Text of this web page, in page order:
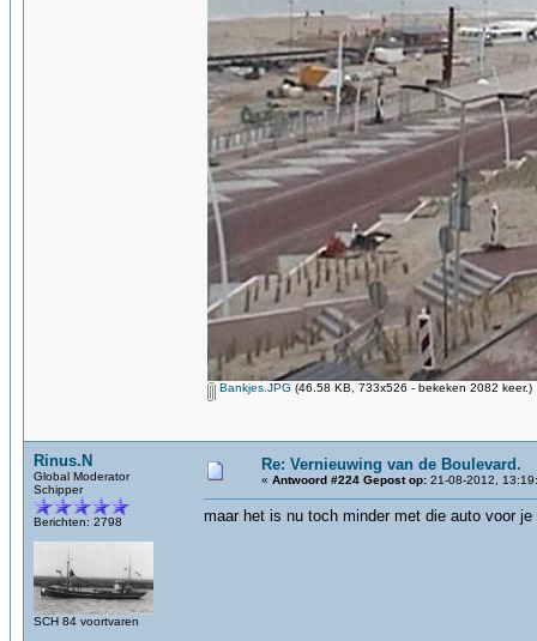
Bankjes.JPG (46.58 KB, 733x526 - bekeken 2082 keer.)
Rinus.N
Global Moderator
Schipper
Berichten: 2798
SCH 84 voortvaren
Re: Vernieuwing van de Boulevard.
« Antwoord #224 Gepost op: 21-08-2012,
maar het is nu toch minder met die auto voor je